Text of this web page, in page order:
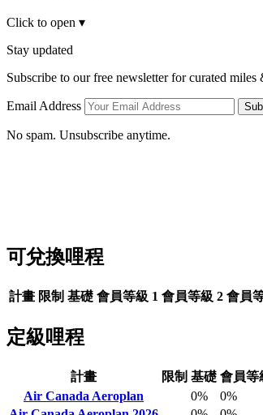
Click to open ▾
Stay updated
Subscribe to our free newsletter for curated
Email Address
No spam. Unsubscribe anytime.
可兌換哩程
計畫 限制 基礎 會員等級 1 會員等級 2 會員
定級哩程
計畫 限制 基礎 會員等
Air Canada Aeroplan
0% 0%